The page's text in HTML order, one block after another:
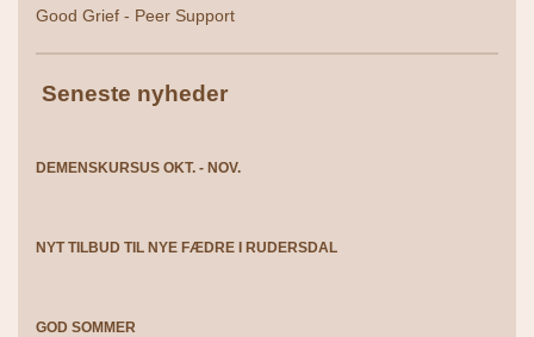
Good Grief - Peer Support
Seneste nyheder
DEMENSKURSUS OKT. - NOV.
NYT TILBUD TIL NYE FÆDRE I RUDERSDAL
GOD SOMMER